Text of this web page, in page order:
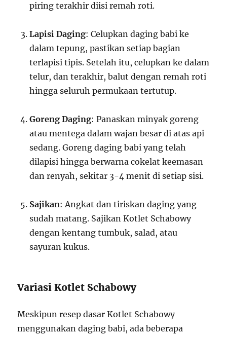
piring terakhir diisi remah roti.
Lapisi Daging: Celupkan daging babi ke
dalam tepung, pastikan setiap bagian
terlapisi tipis. Setelah itu, celupkan ke dalam
telur, dan terakhir, balut dengan remah roti
hingga seluruh permukaan tertutup.
Goreng Daging: Panaskan minyak goreng
atau mentega dalam wajan besar di atas api
sedang. Goreng daging babi yang telah
dilapisi hingga berwarna cokelat keemasan
dan renyah, sekitar 3-4 menit di setiap sisi.
Sajikan: Angkat dan tiriskan daging yang
sudah matang. Sajikan Kotlet Schabowy
dengan kentang tumbuk, salad, atau
sayuran kukus.
Variasi Kotlet Schabowy
Meskipun resep dasar Kotlet Schabowy
menggunakan daging babi, ada beberapa